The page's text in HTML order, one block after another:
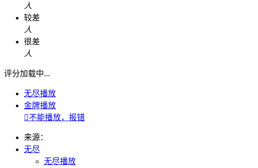
人
较差
人
很差
人
评分加载中...
无尽播放
金牌播放
不能播放，报错
来源：
无尽
无尽播放